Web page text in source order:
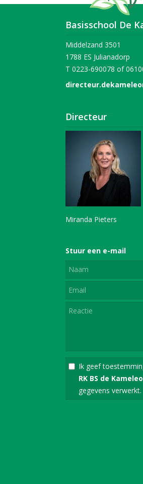
Basisschool De
Middelzand 3501
1788 ES Julianadorp
T 0223-690078 of
Directeur
Miranda Pieters
Stuur een e-mail
Ik geef
RK BS de
gegevens verwerkt.